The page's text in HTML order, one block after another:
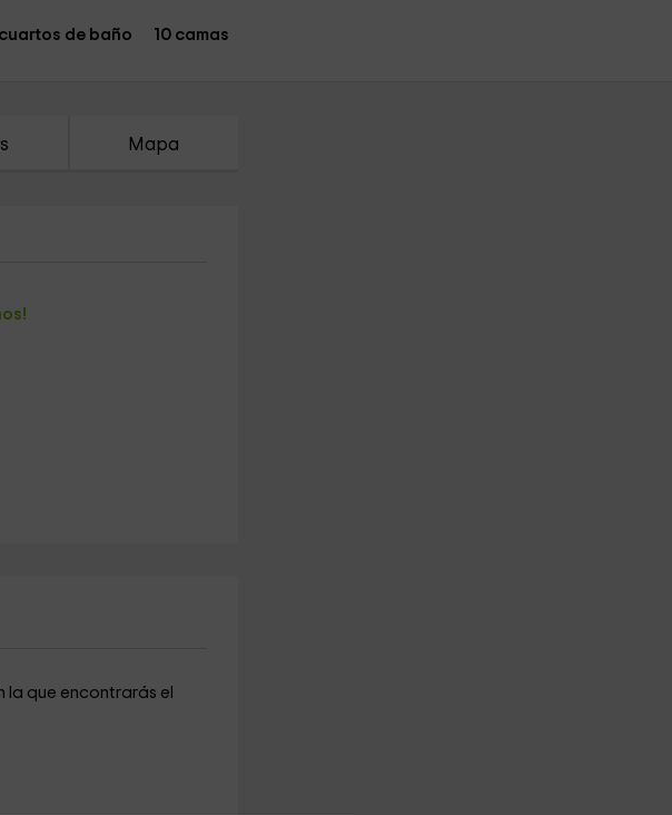
de baño 10 camas
Mapa
la que encontrarás el